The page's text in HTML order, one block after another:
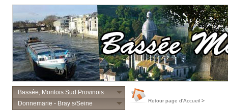
Bassée, Montois Sud Provinois
Donnemarie - Bray s/Seine
Retour page d'Accueil >